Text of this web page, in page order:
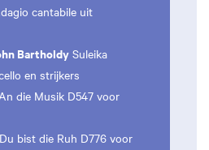
cantabile uit
Bartholdy Suleika
en strijkers
die Musik D547 voor
Du bist die Ruh D776 voor